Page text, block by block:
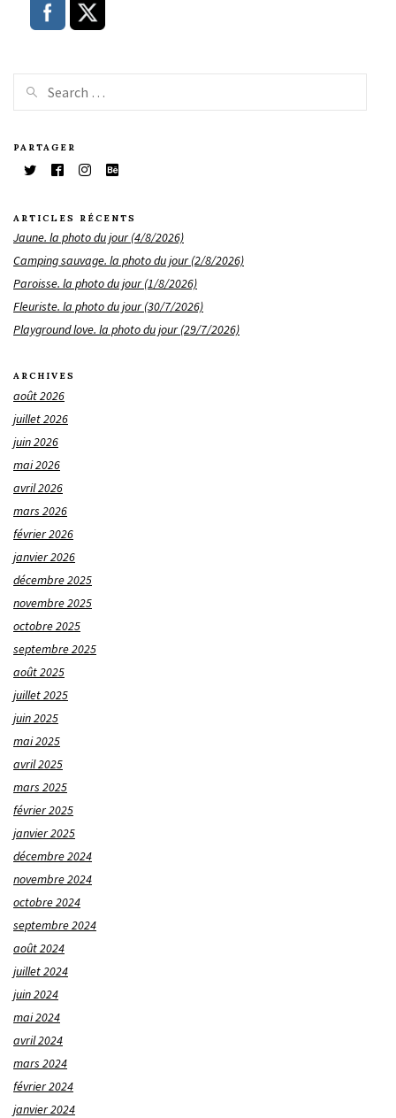
PARTAGER
ARTICLES RÉCENTS
Jaune. la photo du jour (4/8/2026)
Camping sauvage. la photo du jour (2/8/2026)
Paroisse. la photo du jour (1/8/2026)
Fleuriste. la photo du jour (30/7/2026)
Playground love. la photo du jour (29/7/2026)
ARCHIVES
août 2026
juillet 2026
juin 2026
mai 2026
avril 2026
mars 2026
février 2026
janvier 2026
décembre 2025
novembre 2025
octobre 2025
septembre 2025
août 2025
juillet 2025
juin 2025
mai 2025
avril 2025
mars 2025
février 2025
janvier 2025
décembre 2024
novembre 2024
octobre 2024
septembre 2024
août 2024
juillet 2024
juin 2024
mai 2024
avril 2024
mars 2024
février 2024
janvier 2024